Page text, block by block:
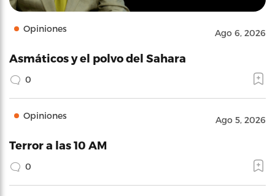
Opiniones Ago 6, 2026
Asmáticos y el polvo del Sahara
0
Opiniones Ago 5, 2026
Terror a las 10 AM
0